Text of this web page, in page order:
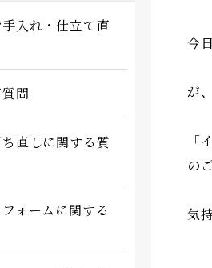
今
が
「
の
気
入れ・仕立て直
問
直しに関する質
ォームに関する